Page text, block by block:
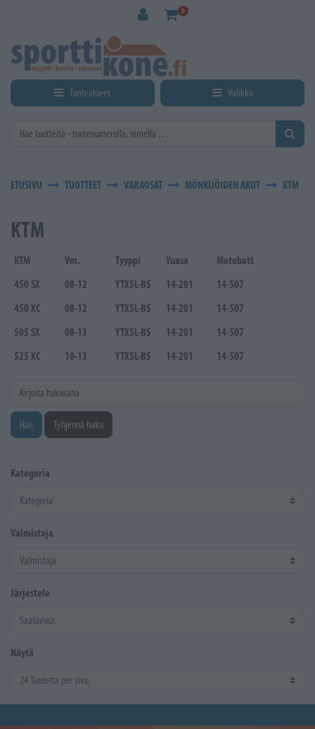
0
Tuotealueet Valikko
ETUSIVU TUOTTEET VARAOSAT MÖNKIJÖIDEN AKUT KTM
KTM
KTM Vm. Tyyppi Yuasa
Motobatt
450 SX
08-12 YTX5L-BS 14-201
14-507
450 XC
08-12 YTX5L-BS 14-201
14-507
505 SX
08-13 YTX5L-BS 14-201
14-507
525 XC
10-13 YTX5L-BS 14-201 14-507
Kirjoita hakusana
Hae Tyhjennä haku
Kategoria
Valmistaja
Järjestele
Näytä